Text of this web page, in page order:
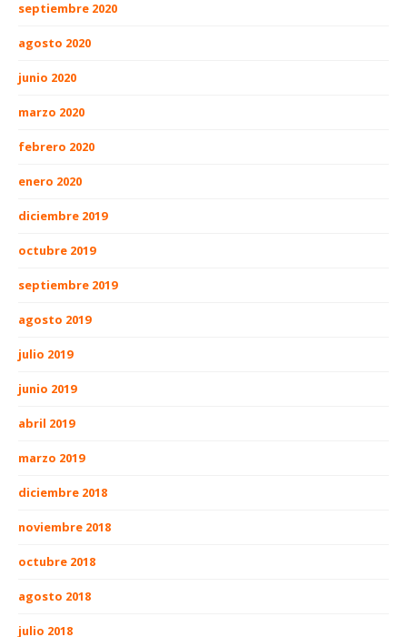
septiembre 2020
agosto 2020
junio 2020
marzo 2020
febrero 2020
enero 2020
diciembre 2019
octubre 2019
septiembre 2019
agosto 2019
julio 2019
junio 2019
abril 2019
marzo 2019
diciembre 2018
noviembre 2018
octubre 2018
agosto 2018
julio 2018